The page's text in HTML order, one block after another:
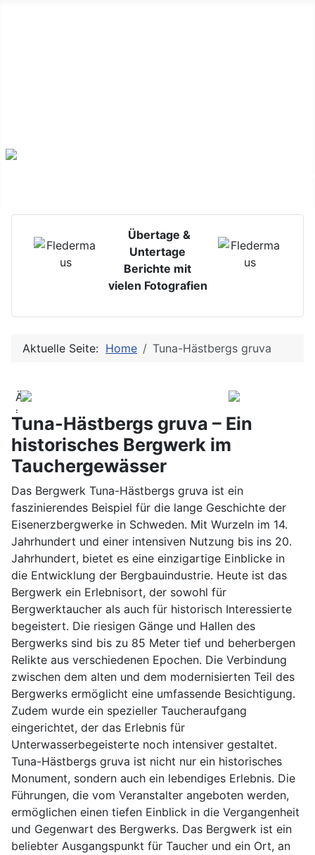
Übertage &
Untertage
Berichte mit
vielen Fotografien
Aktuelle Seite: Home Tuna-Hästbergs gruva
Äventyrsgruvan
i
Tuna-
Hästberg:
Die
Hästbergs
gruva
ist
ein
großes,
teils
extrem,
altes
Eisenerzbergwerk
in
Mittelschweden.
Tuna-Hästbergs gruva – Ein
historisches Bergwerk im
Tauchergewässer
Das Bergwerk Tuna-Hästbergs gruva ist ein
faszinierendes Beispiel für die lange Geschichte der
Eisenerzbergwerke in Schweden. Mit Wurzeln im 14.
Jahrhundert und einer intensiven Nutzung bis ins 20.
Jahrhundert, bietet es eine einzigartige Einblicke in
die Entwicklung der Bergbauindustrie. Heute ist das
Bergwerk ein Erlebnisort, der sowohl für
Bergwerktaucher als auch für historisch Interessierte
begeistert. Die riesigen Gänge und Hallen des
Bergwerks sind bis zu 85 Meter tief und beherbergen
Relikte aus verschiedenen Epochen. Die Verbindung
zwischen dem alten und dem modernisierten Teil des
Bergwerks ermöglicht eine umfassende Besichtigung.
Zudem wurde ein spezieller Taucheraufgang
eingerichtet, der das Erlebnis für
Unterwasserbegeisterte noch intensiver gestaltet.
Tuna-Hästbergs gruva ist nicht nur ein historisches
Monument, sondern auch ein lebendiges Erlebnis. Die
Führungen, die vom Veranstalter angeboten werden,
ermöglichen einen tiefen Einblick in die Vergangenheit
und Gegenwart des Bergwerks. Das Bergwerk ist ein
beliebter Ausgangspunkt für Taucher und ein Ort, an